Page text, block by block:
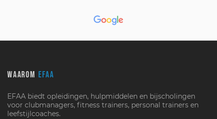
WAAROM EFAA
EFAA biedt opleidingen, hulpmiddelen en bijscholingen
voor clubmanagers, fitness trainers, personal trainers en
leefstijlcoaches.